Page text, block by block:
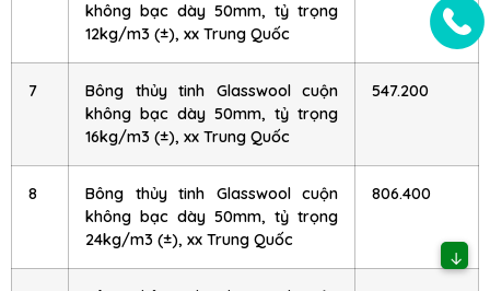
không bạc dày 50mm, tỷ trọng
12kg/m3 (±), xx Trung Quốc
7
Bông thủy tinh Glasswool cuộn
không bạc dày 50mm, tỷ trọng
16kg/m3 (±), xx Trung Quốc
547.200
8
Bông thủy tinh Glasswool cuộn
không bạc dày 50mm, tỷ trọng
24kg/m3 (±), xx Trung Quốc
806.400
↓